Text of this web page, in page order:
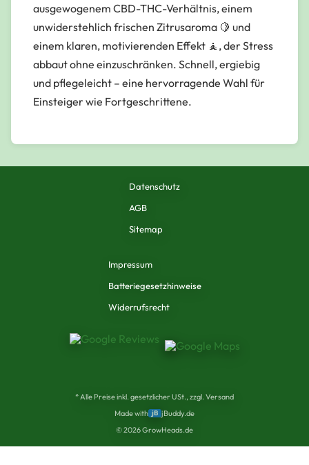
ausgewogenem CBD-THC-Verhältnis, einem
unwiderstehlich frischen Zitrusaroma 🍋 und
einem klaren, motivierenden Effekt 🧘, der Stress
abbaut ohne einzuschränken. Schnell, ergiebig
und pflegeleicht – eine hervorragende Wahl für
Einsteiger wie Fortgeschrittene.
Datenschutz
AGB
Sitemap
Impressum
Batteriegesetzhinweise
Widerrufsrecht
* Alle Preise inkl. gesetzlicher USt., zzgl. Versand
Made with jB jBuddy.de
©2026GrowHeads.de